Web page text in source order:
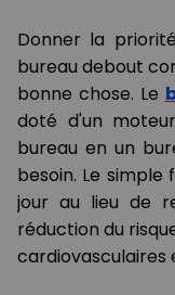
Donner la
bureau debout
bonne chose. Le
doté d'un
bureau en un
besoin. Le
jour au lieu de
réduction du
cardiovasculaires